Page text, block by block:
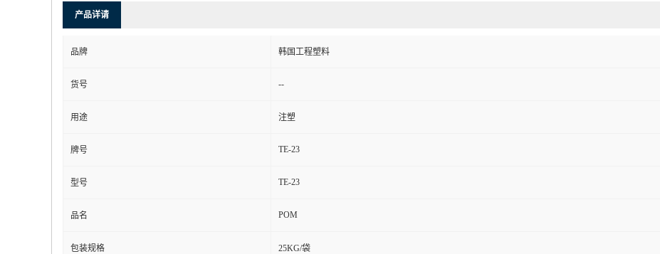
产品详请
品牌 韩国工程塑料
货号 --
用途 注塑
牌号 TE-23
型号 TE-23
品名 POM
包装规格 25KG/袋